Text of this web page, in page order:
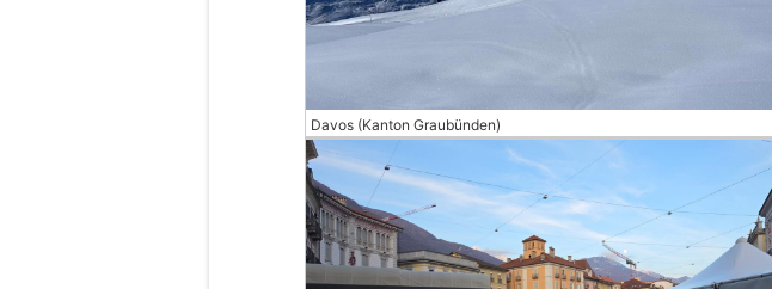
Davos (Kanton Graubünden)